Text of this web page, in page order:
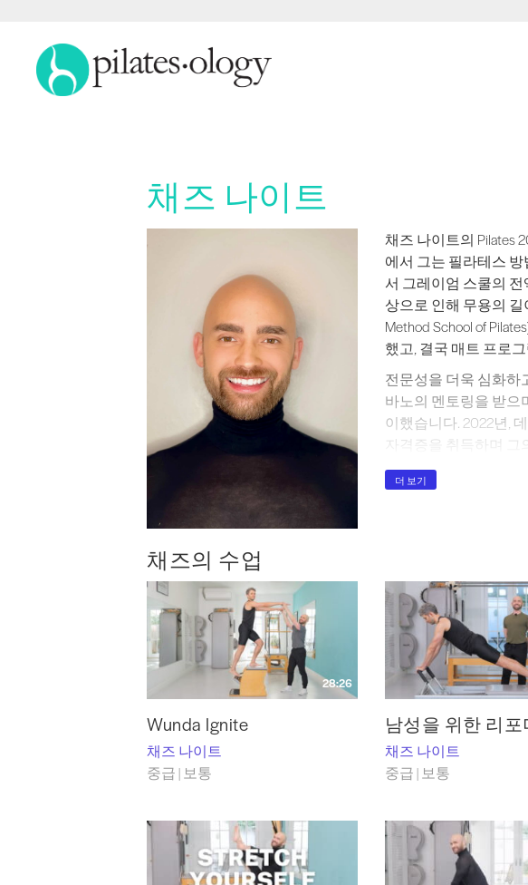
채즈 나이트
채즈 나이트의 Pilates
채즈 나이트의 Pilates
에서 그는 필라테스
서 그레이엄 스쿨의
상으로 인해 무용의 길
Method School of
했고, 결국 매트 프로
전문성을 더욱 심화하
바노의 멘토링을 받으
이했습니다. 2022년,
자격증을 취득하며 그
리아 가르시아의 지도
대한 숙련도를 한층 더
업 구성 및 안전에 관
하고, 전 세계 컨퍼런
더 보기
채즈의 수업
28:26
Wunda Ignite
채즈 나이트
중급 | 보통
남성을 위한 리포
채즈 나이트
중급 | 보통